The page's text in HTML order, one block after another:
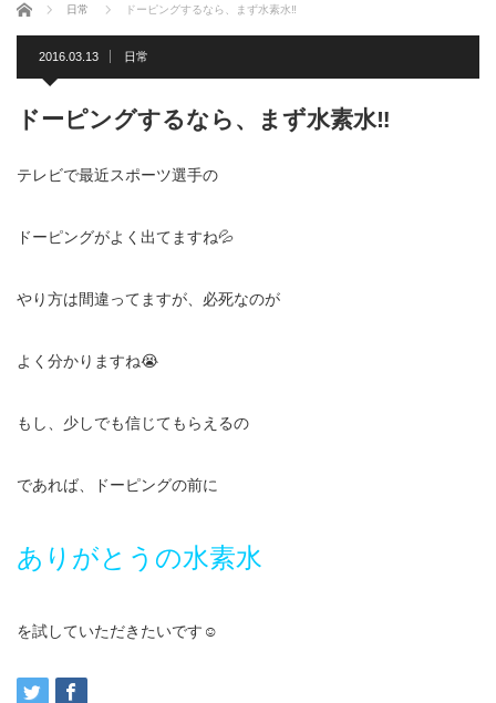
ホーム 日常 ドーピングするなら、まず水素水‼️
2016.03.13 日常
ドーピングするなら、まず水素水‼️
テレビで最近スポーツ選手の
ドーピングがよく出てますね💦
やり方は間違ってますが、必死なのが
よく分かりますね😭
もし、少しでも信じてもらえるの
であれば、ドーピングの前に
ありがとうの水素水
を試していただきたいです☺️